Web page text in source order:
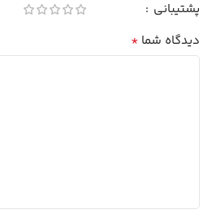
پشتیبانی
دیدگاه شما *